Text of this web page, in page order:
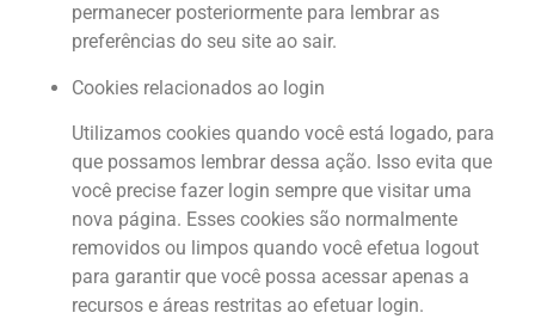
permanecer posteriormente para lembrar as
preferências do seu site ao sair.
Cookies relacionados ao login
Utilizamos cookies quando você está logado, para
que possamos lembrar dessa ação. Isso evita que
você precise fazer login sempre que visitar uma
nova página. Esses cookies são normalmente
removidos ou limpos quando você efetua logout
para garantir que você possa acessar apenas a
recursos e áreas restritas ao efetuar login.